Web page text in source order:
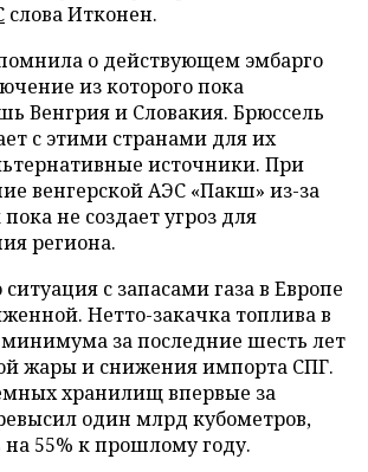
слова Итконен.
о действующем эмбарго
из которого пока
Венгрия и Словакия. Брюссель
с этими странами для их
источники. При
венгерской АЭС «Пакш» из-за
не создает угроз для
региона.
с запасами газа в Европе
Нетто-закачка топлива в
за последние шесть лет
жары и снижения импорта СПГ.
хранилищ впервые за
один млрд кубометров,
55% к прошлому году.